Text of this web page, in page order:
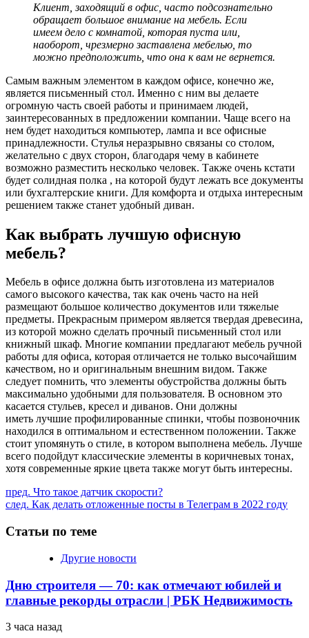
Клиент, заходящий в офис, часто подсознательно
обращает большое внимание на мебель. Если
имеем дело с комнатой, которая пуста или,
наоборот, чрезмерно заставлена ​​мебелью, то
можно предположить, что она к вам не вернется.
Самым важным элементом в каждом офисе, конечно же,
является письменный стол. Именно с ним вы делаете
огромную часть своей работы и принимаем людей,
заинтересованных в предложении компании. Чаще всего на
нем будет находиться компьютер, лампа и все офисные
принадлежности. Стулья неразрывно связаны со столом,
желательно с двух сторон, благодаря чему в кабинете
возможно разместить несколько человек. Также очень кстати
будет солидная полка , на которой будут лежать все документы
или бухгалтерские книги. Для комфорта и отдыха интересным
решением также станет удобный диван.
Как выбрать лучшую офисную
мебель?
Мебель в офисе должна быть изготовлена ​​из материалов
самого высокого качества, так как очень часто на ней
размещают большое количество документов или тяжелые
предметы. Прекрасным примером является твердая древесина,
из которой можно сделать прочный письменный стол или
книжный шкаф. Многие компании предлагают мебель ручной
работы для офиса, которая отличается не только высочайшим
качеством, но и оригинальным внешним видом. Также
следует помнить, что элементы обустройства должны быть
максимально удобными для пользователя. В основном это
касается стульев, кресел и диванов. Они должны
иметь лучшие профилированные спинки, чтобы позвоночник
находился в оптимальном и естественном положении. Также
стоит упомянуть о стиле, в котором выполнена мебель. Лучше
всего подойдут классические элементы в коричневых тонах,
хотя современные яркие цвета также могут быть интересны.
Продолжить
чтение
пред. Что такое датчик скорости?
след. Как делать отложенные посты в Телеграм в 2022 году
Статьи по теме
Другие новости
Дню строителя — 70: как отмечают юбилей и
главные рекорды отрасли | РБК Недвижимость
3 часа назад